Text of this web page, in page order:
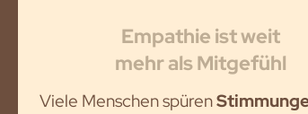
Empathie ist weit
mehr als Mitgefühl
Viele Menschen spüren